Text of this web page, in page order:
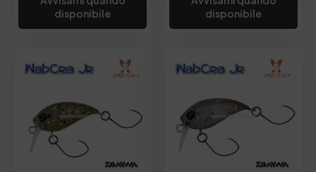
disponibile
disponibile